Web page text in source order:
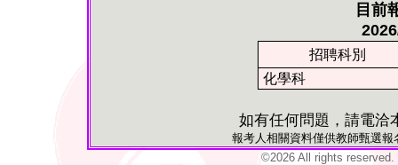
目前
招聘科別
化學科
如有任何問題，請電洽
報考人相關資料僅供教師甄選
©2026 All rights